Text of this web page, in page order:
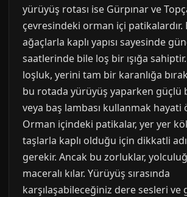
yürüyüş rotası ise Gürpınar ve
çevresindeki orman içi patikalardır.
ağaçlarla kaplı yapısı sayesinde
saatlerinde bile loş bir ışığa
loşluk, yerini tam bir karanlığa
bu rotada yürüyüş yaparken güçlü
veya baş lambası kullanmak hayati
Orman içindeki patikalar, yer yer
taşlarla kaplı olduğu için dikkatli
gerekir. Ancak bu zorluklar,
maceralı kılar. Yürüyüş sırasında
karşılaşabileceğiniz dere sesleri ve